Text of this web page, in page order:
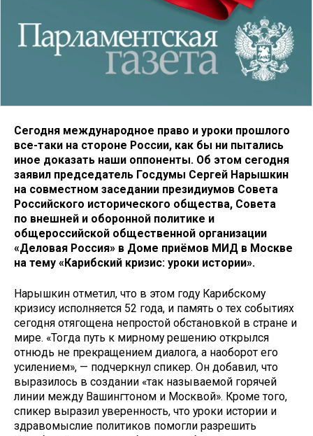
Сегодня международное право и уроки прошлого
все-таки на стороне России, как бы ни пытались
иное доказать наши оппоненты. Об этом сегодня
заявил председатель Госдумы Сергей Нарышкин
на совместном заседании президиумов Совета
Российского исторического общества, Совета
по внешней и оборонной политике и
общероссийской общественной организации
«Деловая Россия» в Доме приёмов МИД в Москве
на тему «Карибский кризис: уроки истории».
Нарышкин отметил, что в этом году Карибскому
кризису исполняется 52 года, и память о тех событиях
сегодня отягощена непростой обстановкой в стране и
мире. «Тогда путь к мирному решению открылся
отнюдь не прекращением диалога, а наоборот его
усилением», — подчеркнул спикер. Он добавил, что
выразилось в создании «так называемой горячей
линии между Вашингтоном и Москвой». Кроме того,
спикер выразил уверенность, что уроки истории и
здравомыслие политиков помогли разрешить